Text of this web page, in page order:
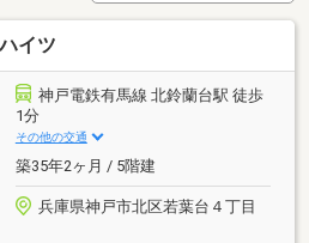
イツ
神戸電鉄有馬線 北鈴蘭台駅 徒歩
1分
その他の交通
築35年2ヶ月 / 5階建
兵庫県神戸市北区若葉台４丁目